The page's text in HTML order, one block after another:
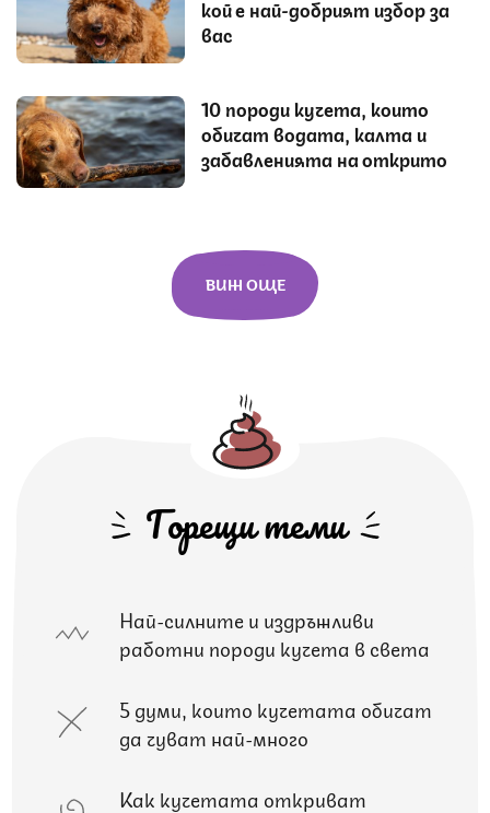
кой е най-добрият избор за
вас
10 породи кучета, които
обичат водата, калта и
забавленията на открито
ВИЖ ОЩЕ
Горещи теми
Най-силните и издръжливи
работни породи кучета в света
5 думи, които кучетата обичат
да чуват най-много
Как кучетата откриват